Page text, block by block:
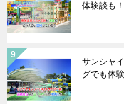
体験談も！
サンシャ
グでも体